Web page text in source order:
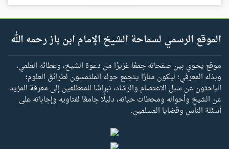
الموقع الرسمي لسماحة الشيخ الإمام ابن باز رحمه الله
موقع يحوي بين صفحاته جمعًا غزيرًا من دعوة الشيخ، وعطائه العلمي،
وبذله المعرفي؛ ليكون منارًا يتجمع حوله الملتمسون لطرائق العلوم؛
الباحثون عن سبل الاعتصام والرشاد، نبراسًا للمتطلعين إلى معرفة المزيد
عن الشيخ وأحواله ومحطات حياته، دليلًا جامعًا لفتاويه وإجاباته على
أسئلة الناس وقضايا المسلمين.